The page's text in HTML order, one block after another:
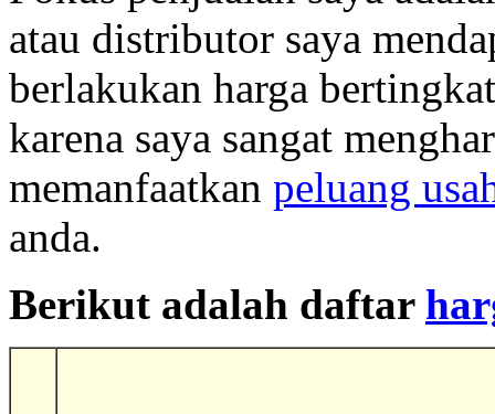
atau distributor saya
berlakukan harga
karena saya sangat
memanfaatkan peluang
anda.
Berikut adalah daftar